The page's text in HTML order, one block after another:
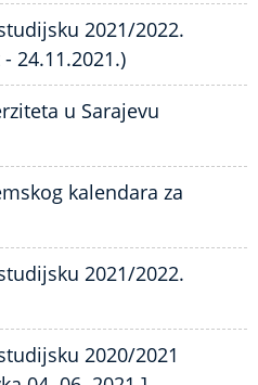
2021/2022.
24.11.2021.)
u Sarajevu
kalendara za
2021/2022.
2020/2021